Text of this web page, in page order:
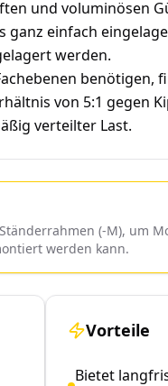
und voluminösen
einfach
werden.
benötigen,
von 5:1 gegen
verteilter Last.
(-M),
werden kann.
Vorteile
Bietet